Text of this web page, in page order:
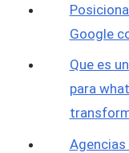
Google
Que es
para
Agencias